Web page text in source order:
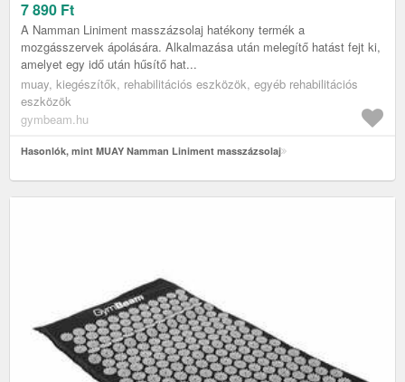
7 890 Ft
A Namman Liniment masszázsolaj hatékony termék a
mozgásszervek ápolására. Alkalmazása után melegítő hatást fejt ki,
amelyet egy idő után hűsítő hat...
muay, kiegészítők, rehabilitációs eszközök, egyéb rehabilitációs
eszközök
gymbeam.hu
Hasonlók, mint MUAY Namman Liniment masszázsolaj